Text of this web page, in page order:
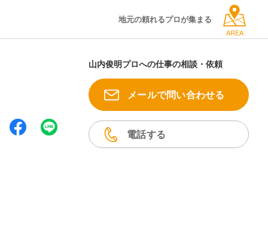
地元の頼れるプロが集まる
AREA
山内俊明プロへの仕事の相談・依頼
メールで問い合わせる
電話する